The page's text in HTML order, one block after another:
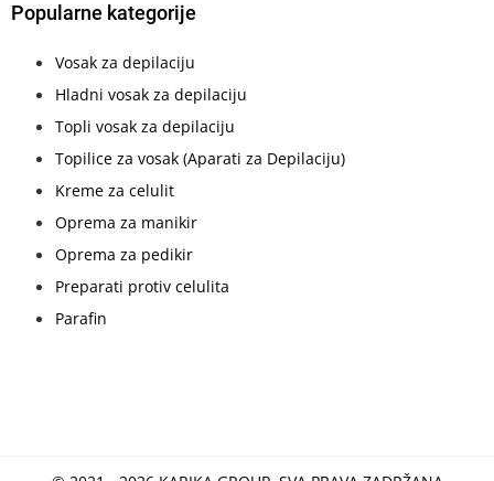
Popularne kategorije
Vosak za depilaciju
Hladni vosak za depilaciju
Topli vosak za depilaciju
Topilice za vosak (Aparati za Depilaciju)
Kreme za celulit
Oprema za manikir
Oprema za pedikir
Preparati protiv celulita
Parafin